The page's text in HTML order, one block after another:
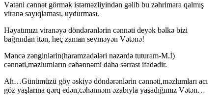
Vətəni cənnət görmək istəməzliyindən gəlib bu zəhrimara qalmış
viranə sayıqlaması, uydurması.
Həyatımızı viranəyə döndərənlərin cənnəti deyək bəlkə bizi
bağrından itən, heç zaman sevməyən Vətənə!
Məncə zənginlərin(haramzadələri nəzərdə tuturam-M.İ)
cənnəti,məzlumların cəhənnəmi daha sərrast ifadədir.
Ah…Günümüzü göy əskiyə döndərənlərin cənnəti,məzlumları acı
göz yaşlarına qərq edən,cəhənnəm əzabıyla yaşadığımız Vətən…